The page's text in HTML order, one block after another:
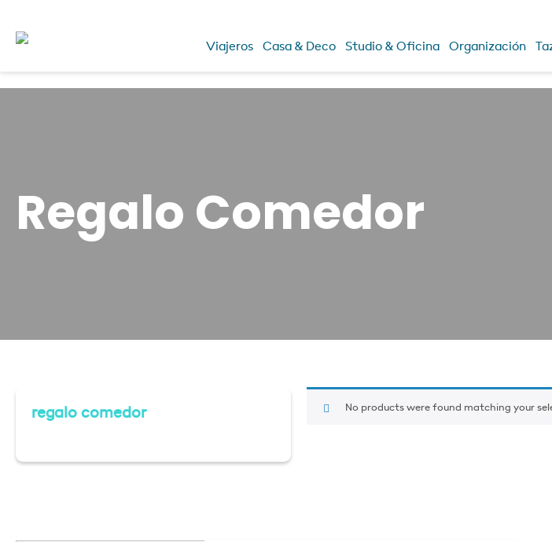
Viajeros Casa & Deco Studio & Oficina Organización
Regalo Comedor
regalo comedor No products were found matching your